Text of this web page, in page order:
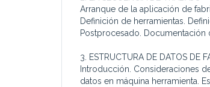
Arranque de la aplicación de
Definición de herramientas.
Postprocesado. Documentación
3. ESTRUCTURA DE DATOS DE
Introducción. Consideraciones
datos en máquina herramienta.